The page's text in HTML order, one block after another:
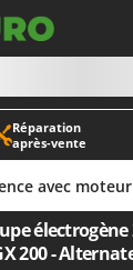
Réparation
après‑vente
pour
de terre
avec
électrogène
200 -